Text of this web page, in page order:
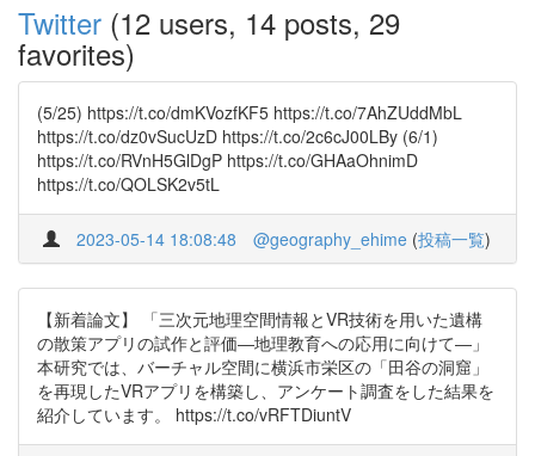
Twitter (12 users, 14 posts, 29
favorites)
(5/25) https://t.co/dmKVozfKF5 https://t.co/7AhZUddMbL
https://t.co/dz0vSucUzD https://t.co/2c6cJ00LBy (6/1)
https://t.co/RVnH5GlDgP https://t.co/GHAaOhnimD
https://t.co/QOLSK2v5tL
2023-05-14 18:08:48 @geography_ehime (投稿一覧)
【新着論文】 「三次元地理空間情報とVR技術を用いた遺構
の散策アプリの試作と評価―地理教育への応用に向けて―」
本研究では、バーチャル空間に横浜市栄区の「田谷の洞窟」
を再現したVRアプリを構築し、アンケート調査をした結果を
紹介しています。 https://t.co/vRFTDiuntV